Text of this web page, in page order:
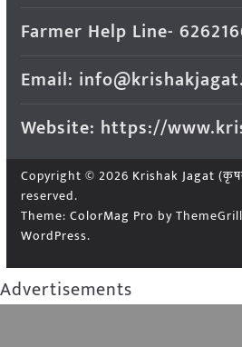
Farmer Help Line-
Email:
Website: https://
Copyright © 2026 Krishak Jagat
reserved.
Theme: ColorMag Pro by
WordPress.
Advertisements